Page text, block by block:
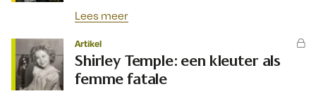
Lees meer
Artikel
Shirley Temple: een kleuter als
femme fatale